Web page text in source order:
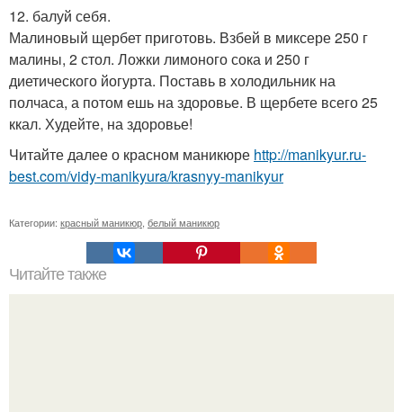
12. балуй себя.
Малиновый щербет приготовь. Взбей в миксере 250 г
малины, 2 стол. Ложки лимоного сока и 250 г
диетического йогурта. Поставь в холодильник на
полчаса, а потом ешь на здоровье. В щербете всего 25
ккал. Худейте, на здоровье!
Читайте далее о красном маникюре http://manikyur.ru-
best.com/vidy-manikyura/krasnyy-manikyur
Категории: красный маникюр, белый маникюр
Читайте также